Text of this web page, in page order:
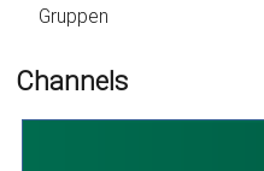
Gruppen
Channels